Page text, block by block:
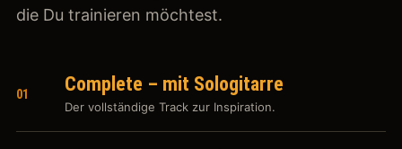
die Du trainieren möchtest.
01 Complete – mit Sologitarre
Der vollständige Track zur Inspiration.